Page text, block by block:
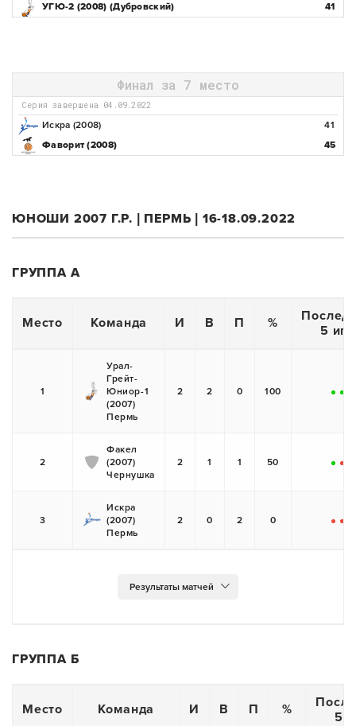
УГЮ-2 (2008) (Дубровский)
41
Финал за 7 место
Серия завершена 04.09.2022
Искра (2008)
41
Фаворит (2008)
45
ЮНОШИ 2007 Г.Р. | ПЕРМЬ | 16-18.09.2022
ГРУППА А
Место Команда И В П %
5 игр
1
Урал-
Грейт-
Юниор-1
(2007)
Пермь
2 2 0 100
+ +
2
Факел
(2007)
Чернушка
2 1 1 50
+ -
3
Искра
(2007)
Пермь
2 0 2 0
- -
ГРУППА Б
Место Команда И В П %
5